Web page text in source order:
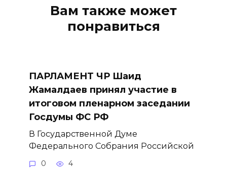
Вам также может
понравиться
ПАРЛАМЕНТ ЧР Шаид
Жамалдаев принял участие в
итоговом пленарном заседании
Госдумы ФС РФ
В Государственной Думе
Федерального Собрания Российской
0 4